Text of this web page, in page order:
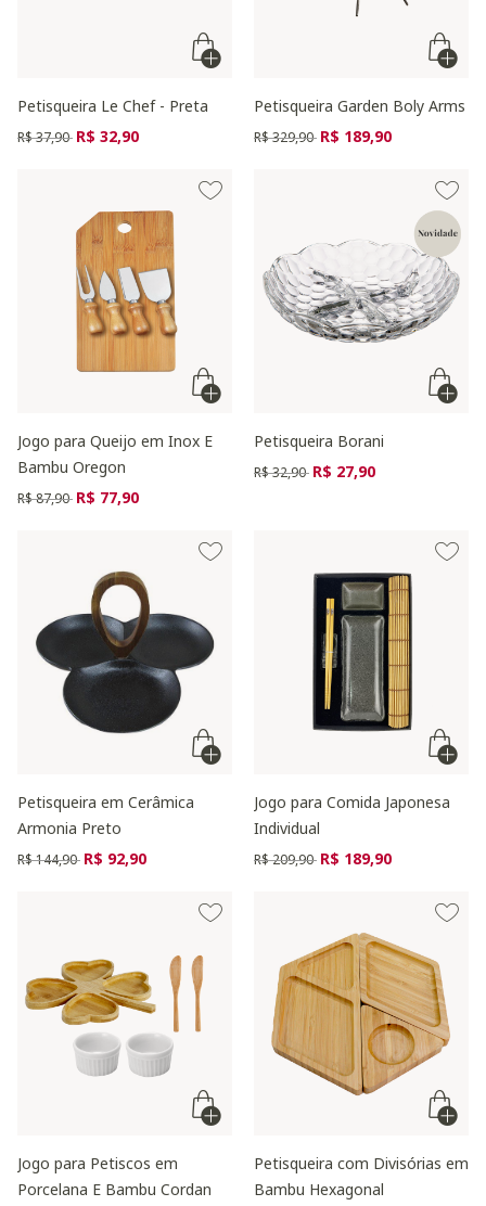
Petisqueira Le Chef - Preta
Preço reduzido de
R$ 37,90 para
R$ 32,90
Petisqueira Garden Boly Arms
Preço reduzido de
R$ 329,90 para
R$ 189,90
Jogo para Queijo em Inox E
Bambu Oregon
Preço reduzido de
R$ 87,90 para
R$ 77,90
Petisqueira Borani
Preço reduzido de
R$ 32,90 para
R$ 27,90
Petisqueira em Cerâmica
Armonia Preto
Preço reduzido de
R$ 144,90 para
R$ 92,90
Jogo para Comida Japonesa
Individual
Preço reduzido de
R$ 209,90 para
R$ 189,90
Jogo para Petiscos em
Porcelana E Bambu Cordan
Petisqueira com Divisórias em
Bambu Hexagonal